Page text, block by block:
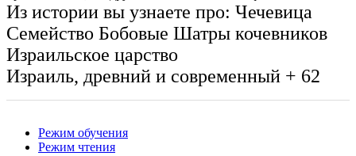
Из истории вы узнаете про: Чечевица
Семейство Бобовые Шатры кочевников
Израильское царство
Израиль, древний и современный + 62
Режим обучения
Режим чтения